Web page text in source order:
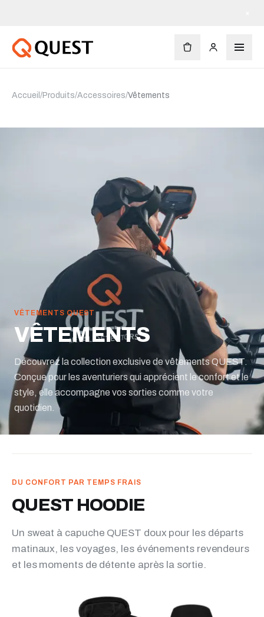
Accueil /Produits/Accessoires/Vêtements
VÊTEMENTS QUEST
VÊTEMENTS
Découvrez la collection exclusive de vêtements QUEST.
Conçue pour les aventuriers qui apprécient le confort et le
style, elle accompagne vos sorties comme votre
quotidien.
DU CONFORT PAR TEMPS FRAIS
QUEST HOODIE
Un sweat à capuche QUEST doux pour les départs
matinaux, les voyages, les événements revendeurs
et les moments de détente après la sortie.